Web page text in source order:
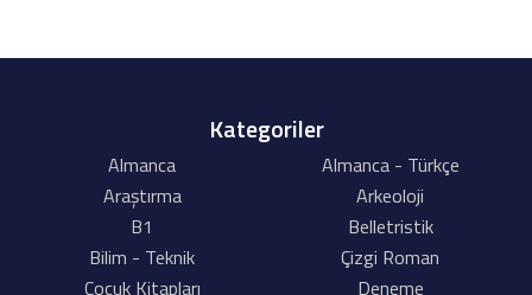
Kategoriler
Almanca
Almanca - Türkçe
Araştırma
Arkeoloji
B1
Belletristik
Bilim - Teknik
Çizgi Roman
Çocuk Kitapları
Deneme